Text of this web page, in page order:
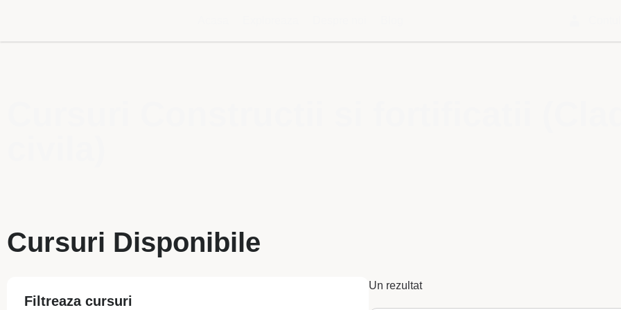
Cursuri Disponibile
Filtreaza cursuri
Un rezultat